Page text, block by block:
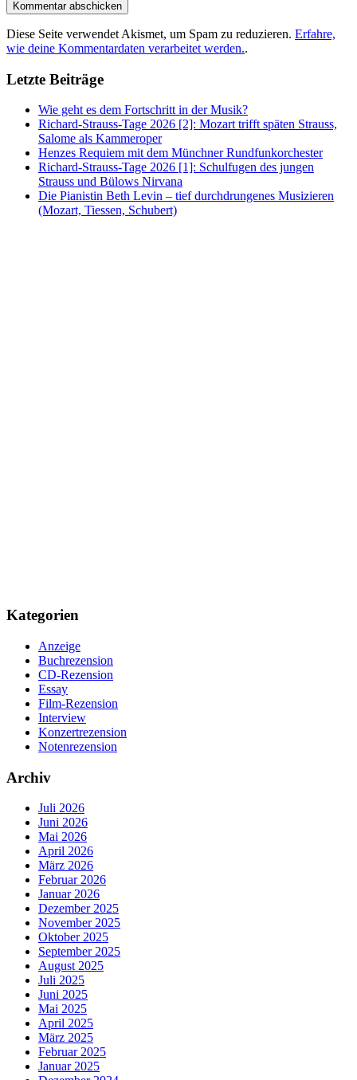
Diese Seite verwendet Akismet, um Spam zu reduzieren. Erfahre,
wie deine Kommentardaten verarbeitet werden..
Letzte Beiträge
Wie geht es dem Fortschritt in der Musik?
Richard-Strauss-Tage 2026 [2]: Mozart trifft späten Strauss,
Salome als Kammeroper
Henzes Requiem mit dem Münchner Rundfunkorchester
Richard-Strauss-Tage 2026 [1]: Schulfugen des jungen
Strauss und Bülows Nirvana
Die Pianistin Beth Levin – tief durchdrungenes Musizieren
(Mozart, Tiessen, Schubert)
Kategorien
Anzeige
Buchrezension
CD-Rezension
Essay
Film-Rezension
Interview
Konzertrezension
Notenrezension
Archiv
Juli 2026
Juni 2026
Mai 2026
April 2026
März 2026
Februar 2026
Januar 2026
Dezember 2025
November 2025
Oktober 2025
September 2025
August 2025
Juli 2025
Juni 2025
Mai 2025
April 2025
März 2025
Februar 2025
Januar 2025